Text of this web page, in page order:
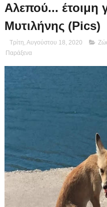
Αλεπού... έτοιμη
Μυτιλήνης (Pics)
Τρίτη, Αυγούστου 18, 2020
Παράξενα